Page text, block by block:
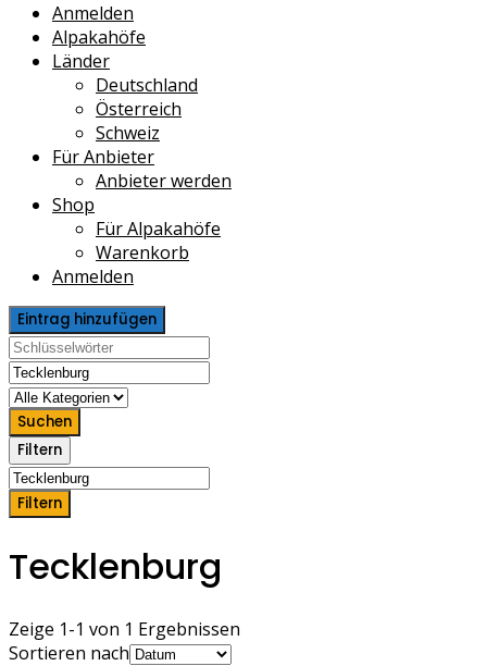
Anmelden
Alpakahöfe
Länder
Deutschland
Österreich
Schweiz
Für Anbieter
Anbieter werden
Shop
Für Alpakahöfe
Warenkorb
Anmelden
Eintrag hinzufügen
Suchen
Filtern
Filtern
Tecklenburg
Zeige 1-1 von 1 Ergebnissen
Sortieren nach